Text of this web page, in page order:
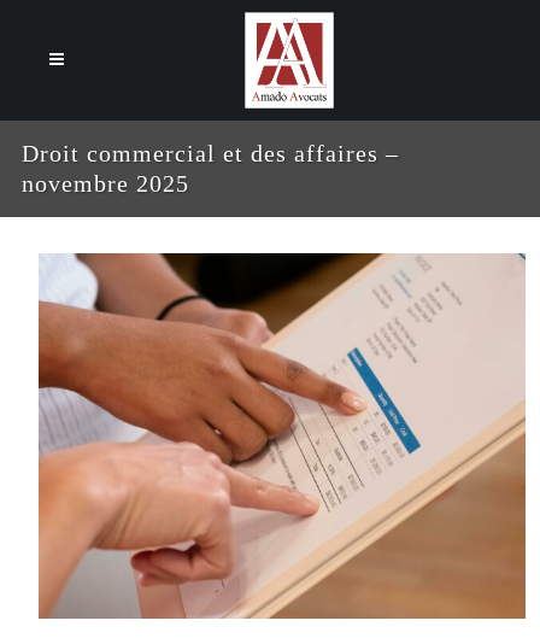
Droit commercial et des affaires –
novembre 2025